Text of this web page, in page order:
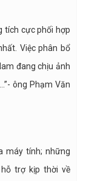
tích cực phối hợp
Việc phân bổ
đang chịu ảnh
ông Phạm Văn
máy tính; những
trợ kịp thời về